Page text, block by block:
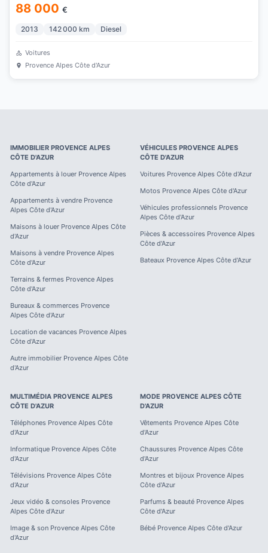
88 000 €
2013 142 000 km Diesel
Voitures
Provence Alpes Côte d'Azur
IMMOBILIER PROVENCE ALPES
CÔTE D'AZUR
Appartements à louer Provence Alpes
Côte d'Azur
Appartements à vendre Provence
Alpes Côte d'Azur
Maisons à louer Provence Alpes Côte
d'Azur
Maisons à vendre Provence Alpes
Côte d'Azur
Terrains & fermes Provence Alpes
Côte d'Azur
Bureaux & commerces Provence
Alpes Côte d'Azur
Location de vacances Provence Alpes
Côte d'Azur
Autre immobilier Provence Alpes Côte
d'Azur
VÉHICULES PROVENCE ALPES
CÔTE D'AZUR
Voitures Provence Alpes Côte d'Azur
Motos Provence Alpes Côte d'Azur
Véhicules professionnels Provence
Alpes Côte d'Azur
Pièces & accessoires Provence Alpes
Côte d'Azur
Bateaux Provence Alpes Côte d'Azur
MULTIMÉDIA PROVENCE ALPES
CÔTE D'AZUR
Téléphones Provence Alpes Côte
d'Azur
Informatique Provence Alpes Côte
d'Azur
Télévisions Provence Alpes Côte
d'Azur
Jeux vidéo & consoles Provence
Alpes Côte d'Azur
Image & son Provence Alpes Côte
d'Azur
MODE PROVENCE ALPES CÔTE
D'AZUR
Vêtements Provence Alpes Côte
d'Azur
Chaussures Provence Alpes Côte
d'Azur
Montres et bijoux Provence Alpes
Côte d'Azur
Parfums & beauté Provence Alpes
Côte d'Azur
Bébé Provence Alpes Côte d'Azur